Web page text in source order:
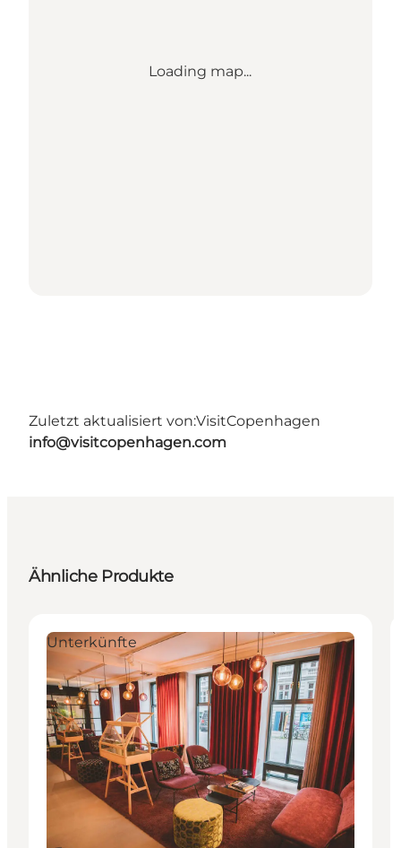
Loading map...
Zuletzt aktualisiert von:VisitCopenhagen
info@visitcopenhagen.com
Ähnliche Produkte
Unterkünfte